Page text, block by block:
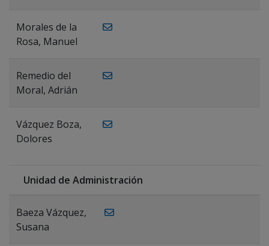
Morales de la
Rosa, Manuel
Remedio del
Moral, Adrián
Vázquez Boza,
Dolores
Unidad de Administración
Baeza Vázquez,
Susana